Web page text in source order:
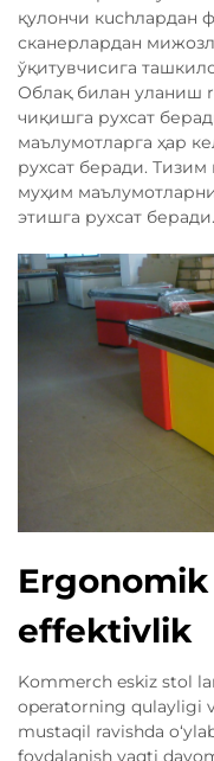
қулончи кuchлардан
сканерлардан
ўқитувчисига
Облақ билан уланиш
чиқишга рухсат
маълумотларга ҳар
рухсат беради.
муҳим
этишга рухсат беради.
effektivlik
Kommerch eskiz stol
operatorning qulayligi
mustaqil ravishda
foydalanish vaqti